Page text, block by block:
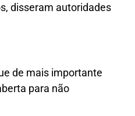
disseram autoridades
de mais importante
para não